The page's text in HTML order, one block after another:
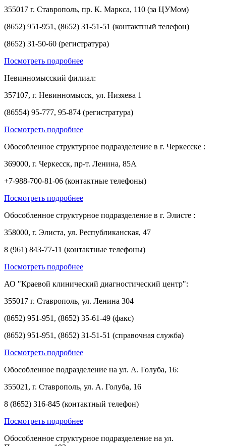
355017 г. Ставрополь, пр. К. Маркса, 110 (за ЦУМом)
(8652) 951-951, (8652) 31-51-51 (контактный телефон)
(8652) 31-50-60 (регистратура)
Посмотреть подробнее
Невинномысский филиал:
357107, г. Невинномысск, ул. Низяева 1
(86554) 95-777, 95-874 (регистратура)
Посмотреть подробнее
Обособленное структурное подразделение в г. Черкесске :
369000, г. Черкесск, пр-т. Ленина, 85А
+7-988-700-81-06 (контактные телефоны)
Посмотреть подробнее
Обособленное структурное подразделение в г. Элисте :
358000, г. Элиста, ул. Республиканская, 47
8 (961) 843-77-11 (контактные телефоны)
Посмотреть подробнее
АО "Краевой клинический диагностический центр":
355017 г. Ставрополь, ул. Ленина 304
(8652) 951-951, (8652) 35-61-49 (факс)
(8652) 951-951, (8652) 31-51-51 (справочная служба)
Посмотреть подробнее
Обособленное подразделение на ул. А. Голуба, 16:
355021, г. Ставрополь, ул. А. Голуба, 16
8 (8652) 316-845 (контактный телефон)
Посмотреть подробнее
Обособленное структурное подразделение на ул.